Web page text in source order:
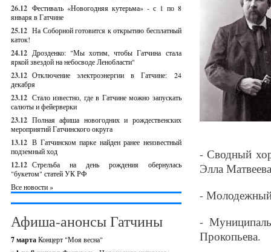
26.12 Фестиваль «Новогодняя кутерьма» - с 1 по 8
января в Гатчине
25.12 На Соборной готовится к открытию бесплатный
каток!
24.12 Дрозденко: "Мы хотим, чтобы Гатчина стала
яркой звездой на небосводе Ленобласти"
23.12 Отключение электроэнергии в Гатчине: 24
декабря
23.12 Стало известно, где в Гатчине можно запускать
салюты и фейерверки
23.12 Полная афиша новогодних и рождественских
мероприятий Гатчинского округа
13.12 В Гатчинском парке найден ранее неизвестный
подземный ход
12.12 Стрельба на день рождения обернулась
"букетом" статей УК РФ
Все новости »
Афиша-анонсы Гатчины
7 мартаКонцерт "Моя весна"
- Сводный
Элла
- Молодежный
-
Прокопьева.